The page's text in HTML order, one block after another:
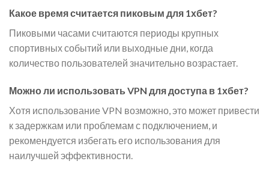
Какое время считается пиковым для 1хбет?
Пиковыми часами считаются периоды крупных
спортивных событий или выходные дни, когда
количество пользователей значительно возрастает.
Можно ли использовать VPN для доступа в 1хбет?
Хотя использование VPN возможно, это может привести
к задержкам или проблемам с подключением, и
рекомендуется избегать его использования для
наилучшей эффективности.